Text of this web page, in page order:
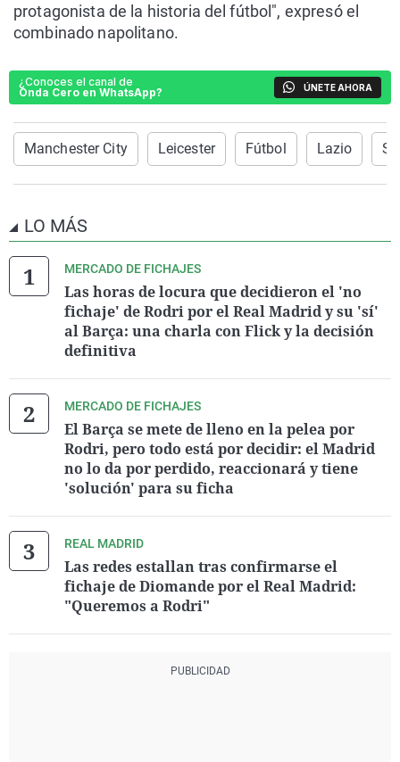
protagonista de la historia del fútbol", expresó el
combinado napolitano.
¿Conoces el canal de
Onda Cero en WhatsApp?
ÚNETE AHORA
Manchester City Leicester Fútbol Lazio
LO MÁS
MERCADO DE FICHAJES
Las horas de locura que decidieron el 'no
fichaje' de Rodri por el Real Madrid y su 'sí'
al Barça: una charla con Flick y la decisión
definitiva
MERCADO DE FICHAJES
El Barça se mete de lleno en la pelea por
Rodri, pero todo está por decidir: el Madrid
no lo da por perdido, reaccionará y tiene
'solución' para su ficha
REAL MADRID
Las redes estallan tras confirmarse el
fichaje de Diomande por el Real Madrid:
"Queremos a Rodri"